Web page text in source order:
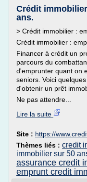
Crédit
ans.
> Crédit immobilier :
Crédit immobilier :
Financer à crédit un
parcours du
d'emprunter quant on
seniors. Voici
d'obtenir un prêt
Ne pas attendre...
Lire la suite
Site : https://
Thèmes liés : credit
immobilier sur 50
assurance credit
emprunt credit